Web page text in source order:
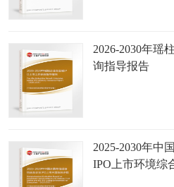
2026-2030年瑶
询指导报告
2025-2030年中
IPO上市环境综